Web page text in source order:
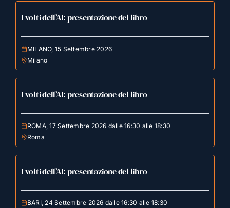
I volti dell’AI: presentazione del libro
MILANO, 15 Settembre 2026
Milano
I volti dell’AI: presentazione del libro
ROMA, 17 Settembre 2026 dalle 16:30 alle 18:30
Roma
I volti dell’AI: presentazione del libro
BARI, 24 Settembre 2026 dalle 16:30 alle 18:30